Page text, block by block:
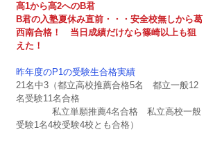
高1から高2へのB君
B君の入塾夏休み直前・・・安全校無しから葛
西南合格！　当日成績だけなら篠崎以上も狙
えた！
昨年度のP1の受験生合格実績
21名中3（都立高校推薦合格5名　都立一般12
名受験11名合格
私立単願推薦4名合格　私立高校一般
受験1名4校受験4校とも合格）